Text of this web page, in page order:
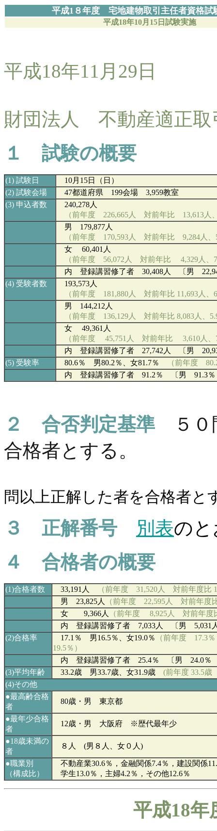
平成1８年度 宅地建物取引主任者資格試
平成18年10月15日試験実施
平成18年11月29日
財団法人 不動産適正取
１ 試験の概要
(1) 試験日 10月15日（日）
(2) 試験会場 47都道府県 199会場 3,959教室
(3) 申込者数
240,278人
（前年度 226,665人 対前年比 13,613人
男 179,877人
（前年度 170,593人 対前年比 9,284人、
女 60,401人
（前年度 56,072人 対前年比 4,329人、
内 登録講習修了者 30,408人 〔男
(4) 受験者数 193,573人
（前年度 181,880人 対前年比 11,693人、
男 144,212 人
（前年度 136,129人 対前年比 8,083人、
女 49,361 人
（前年度
45,751 人 対前年比 3,610人、
内 登録講習修了者 27,742人 〔男
(5) 受験率 80.6％ 男80.2％、女81 .7％
（前年度
内 登録講習修了者 91.2％ 〔男 91.3
２ 合否判定基準
５
合格者とする。
問以上正解した者を合格者と
３ 正解番号 別表の
４ 合格者の概要
(1)合格者数 33,191 人
（前年度 31,520人 対前年度比
男 23,825人
（前年度 22,595人 対前年度
女 9,366人
（前年度 8,925人 対前年度
内 登録講習修了者 7,033人 〔男 5,031
(2)合格率 17.1 ％ 男16.5％、女19.0％ （前年度 17.3
19.5％）
内 登録講習修了者 25.4％ 〔男 24.0％
(3)平均年齢 33.2歳 男33.7歳、女31.9歳 (前年度 33.5歳
(4)その他
●最高齢合格
者
80歳・男 東京都
●最年少合格
者
12歳・男 大阪府 ※歴代最年少
●18歳未満の
者
８人 (男８人、女０人)
●職業別
（構成比）
不動産業30.6％，金融関係7.4％，建設関係
学生13.0％，主婦4.2％，その他12.6％
平成18年